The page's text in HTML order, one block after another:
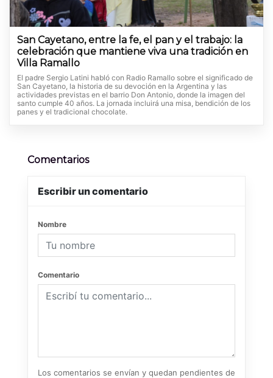
San Cayetano, entre la fe, el pan y el trabajo: la
celebración que mantiene viva una tradición en
Villa Ramallo
El padre Sergio Latini habló con Radio Ramallo sobre el significado de
San Cayetano, la historia de su devoción en la Argentina y las
actividades previstas en el barrio Don Antonio, donde la imagen del
santo cumple 40 años. La jornada incluirá una misa, bendición de los
panes y el tradicional chocolate.
Comentarios
Escribir un comentario
Nombre
Comentario
Los comentarios se envían y quedan pendientes de